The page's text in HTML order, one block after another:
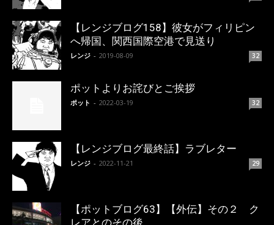
【レンジブログ158】彼女がフィリピン
へ帰国、関西国際空港で見送り
レンジ - 2019-08-09 32
ポットよりお詫びとご挨拶
ポット - 2022-03-19 32
【レンジブログ最終話】ラブレター
レンジ - 2022-11-21 29
【ポットブログ63】【外伝】その２ ク
レアとのその後